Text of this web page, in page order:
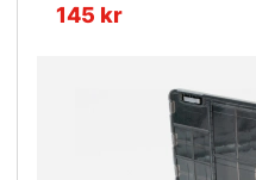
145 kr